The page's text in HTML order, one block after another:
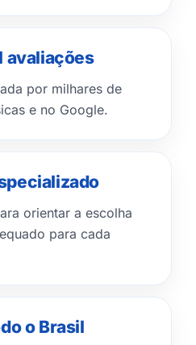
avaliações
por milhares de
e no Google.
orientar a escolha
para cada
o Brasil